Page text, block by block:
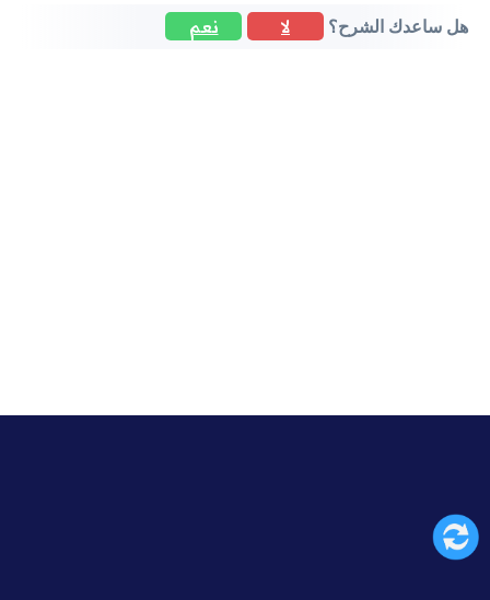
هل ساعدك الشرح؟ لا نعم